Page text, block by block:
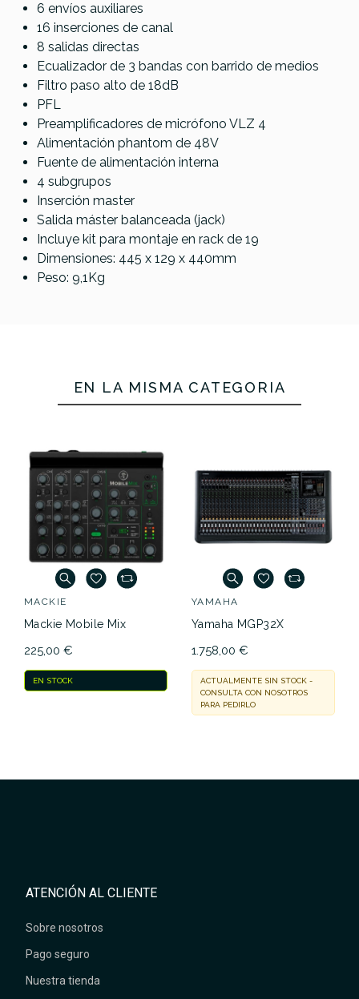
6 envíos auxiliares
16 inserciones de canal
8 salidas directas
Ecualizador de 3 bandas con barrido de medios
Filtro paso alto de 18dB
PFL
Preamplificadores de micrófono VLZ 4
Alimentación phantom de 48V
Fuente de alimentación interna
4 subgrupos
Inserción master
Salida máster balanceada (jack)
Incluye kit para montaje en rack de 19
Dimensiones: 445 x 129 x 440mm
Peso: 9,1Kg
EN LA MISMA CATEGORÍA
MACKIE
Mackie Mobile Mix
225,00 €
EN STOCK
YAMAHA
Yamaha MGP32X
1.758,00 €
ACTUALMENTE SIN STOCK -
CONSULTA CON NOSOTROS
PARA PEDIRLO
ATENCIÓN AL CLIENTE
Sobre nosotros
Pago seguro
Nuestra tienda